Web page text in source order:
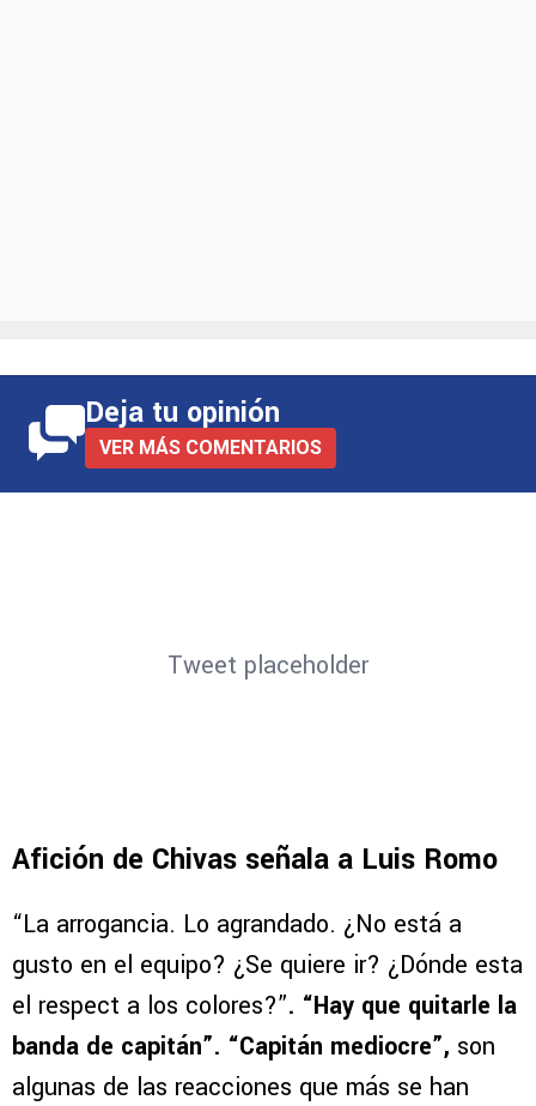
Deja tu opinión
VER MÁS COMENTARIOS
Tweet placeholder
Afición de Chivas señala a Luis Romo
“La arrogancia. Lo agrandado. ¿No está a
gusto en el equipo? ¿Se quiere ir? ¿Dónde esta
el respect a los colores?”. “Hay que quitarle la
banda de capitán”. “Capitán mediocre”, son
algunas de las reacciones que más se han